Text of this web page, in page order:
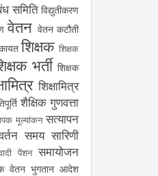
समिति विद्युतीकरण
वेतन वेतन कटौती
शिक्षक शिक्षक
भर्ती शिक्षक
शिक्षामित्र
शैक्षिक गुणवत्ता
मूल्यांकन सत्यापन
समय सारिणी
पेंशन समायोजन
वेतन भुगतान आदेश